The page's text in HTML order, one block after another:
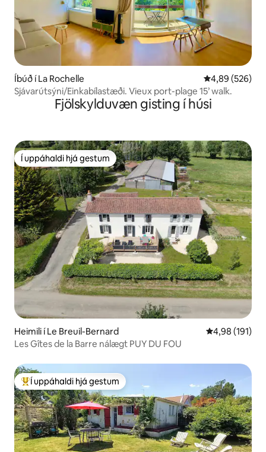
Íbúð í La Rochelle 4,89 af 5 í
4,89 (526)
Sjávarútsýni/Einkabílastæði. Vieux port-plage 15’ walk.
Fjölskylduvæn gisting í húsi
Í uppáhaldi hjá gestum
Í uppáhaldi hjá gestum
Heimili í Le Breuil-Bernard 4,98 af 5 í
4,98 (191)
Les Gîtes de la Barre nálægt PUY DU FOU
Í mestu uppáhaldi hjá gestum
Í uppáhaldi hjá gestum